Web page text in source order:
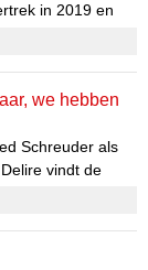
in 2019 en
speelde ook
we hebben
Schreuder als
vindt de
bij Al-Diriyah